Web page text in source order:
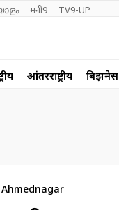
मनी9 TV9-UP
आंतरराष्ट्रीय बिझनेस